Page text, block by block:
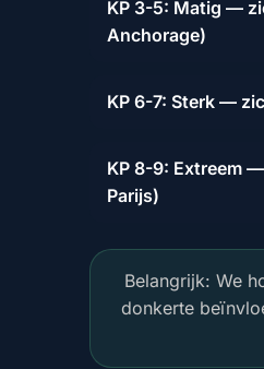
KP 3-5: Matig —
Anchorage)
KP 6-7: Sterk —
KP 8-9: Extreem
Parijs)
Belangrijk: We
donkerte